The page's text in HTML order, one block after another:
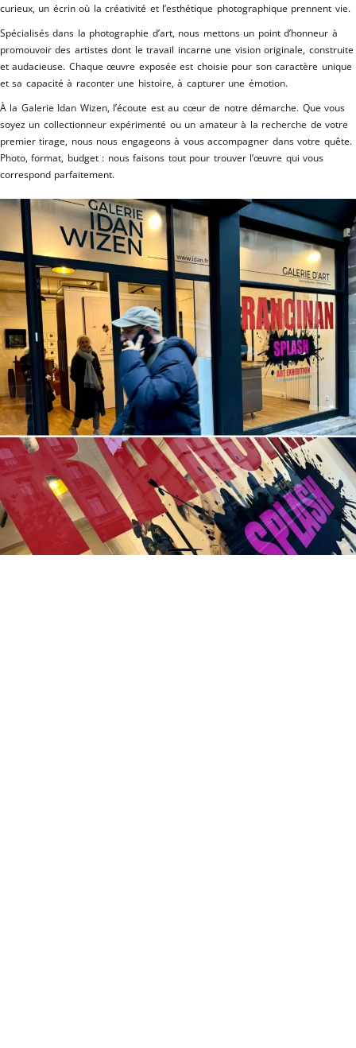
curieux, un écrin où la créativité et l’esthétique photographique prennent vie.
Spécialisés dans la photographie d’art, nous mettons un point d’honneur à
promouvoir des artistes dont le travail incarne une vision originale, construite
et audacieuse. Chaque œuvre exposée est choisie pour son caractère unique
et sa capacité à raconter une histoire, à capturer une émotion.
À la Galerie Idan Wizen, l’écoute est au cœur de notre démarche. Que vous
soyez un collectionneur expérimenté ou un amateur à la recherche de votre
premier tirage, nous nous engageons à vous accompagner dans votre quête.
Photo, format, budget : nous faisons tout pour trouver l’œuvre qui vous
correspond parfaitement.